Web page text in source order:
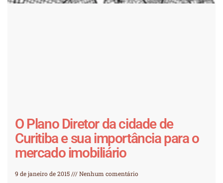
O Plano Diretor da cidade de
Curitiba e sua importância para o
mercado imobiliário
9 de janeiro de 2015 Nenhum comentário